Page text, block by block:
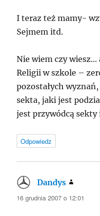
I teraz też mamy-
Sejmem itd.
Nie wiem czy wiesz…
Religii w szkole –
pozostałych
sekta, jaki jest
jest przywódcą
Odpowiedz
Dandys
16 grudnia 2007 o 12:01